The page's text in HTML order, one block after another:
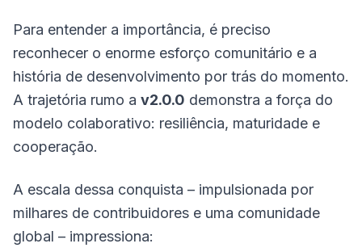
Para entender a importância, é preciso
reconhecer o enorme esforço comunitário e a
história de desenvolvimento por trás do momento.
A trajetória rumo a v2.0.0 demonstra a força do
modelo colaborativo: resiliência, maturidade e
cooperação.
A escala dessa conquista – impulsionada por
milhares de contribuidores e uma comunidade
global – impressiona: